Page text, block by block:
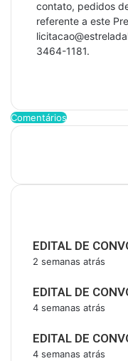
contato, pedidos
referente a este
3464-1181.
Comentários
EDITAL DE
2 semanas atrás
EDITAL DE
4 semanas atrás
EDITAL DE
4 semanas atrás